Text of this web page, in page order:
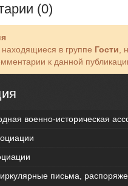
(0)
в группе Гости ,
к данной
военно-историческая
письма,